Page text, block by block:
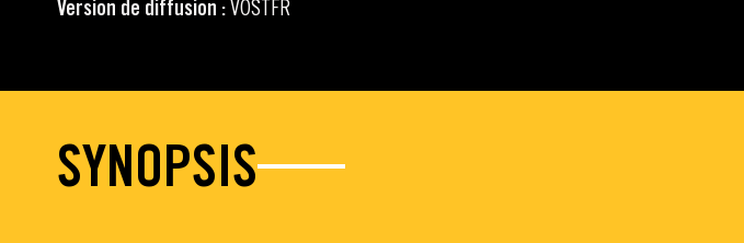
Version de diffusion :VOSTFR
SYNOPSIS